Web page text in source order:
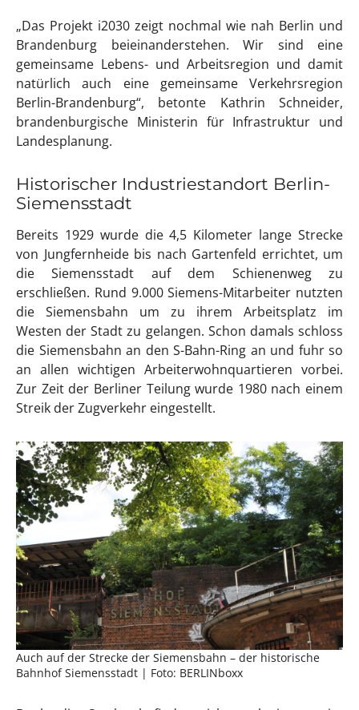
„Das Projekt i2030 zeigt nochmal wie nah Berlin und
Brandenburg beieinanderstehen. Wir sind eine
gemeinsame Lebens- und Arbeitsregion und damit
natürlich auch eine gemeinsame Verkehrsregion
Berlin-Brandenburg“, betonte Kathrin Schneider,
brandenburgische Ministerin für Infrastruktur und
Landesplanung.
Historischer Industriestandort Berlin-
Siemensstadt
Bereits 1929 wurde die 4,5 Kilometer lange Strecke
von Jungfernheide bis nach Gartenfeld errichtet, um
die Siemensstadt auf dem Schienenweg zu
erschließen. Rund 9.000 Siemens-Mitarbeiter nutzten
die Siemensbahn um zu ihrem Arbeitsplatz im
Westen der Stadt zu gelangen. Schon damals schloss
die Siemensbahn an den S-Bahn-Ring an und fuhr so
an allen wichtigen Arbeiterwohnquartieren vorbei.
Zur Zeit der Berliner Teilung wurde 1980 nach einem
Streik der Zugverkehr eingestellt.
Auch auf der Strecke der Siemensbahn – der historische
Bahnhof Siemensstadt | Foto: BERLINboxx